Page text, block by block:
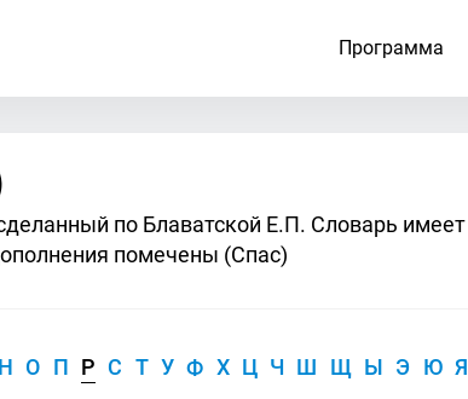
Программа
по Блаватской Е.П. Словарь имеет
помечены (Спас)
Н О П Р С Т У Ф Х Ц Ч Ш Щ Ы Э Ю Я